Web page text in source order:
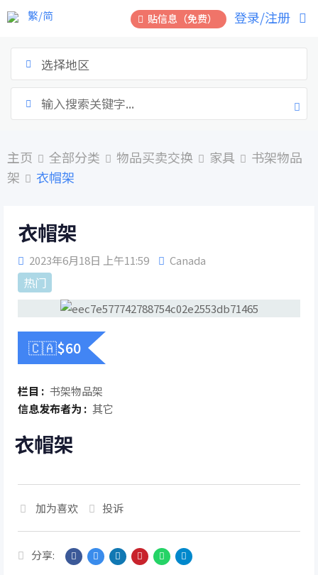
跳
到
贴信息（免费） 登录/注册
繁/简
选择地区
主页 全部分类 物品买卖交换 家具
书架物品
架
衣帽架
衣帽架
2023年6月18日 上午11:59 Canada
热门
🇨🇦$60
栏目 : 书架物品架
信息发布者为 : 其它
衣帽架
加为喜欢 投诉
分享: